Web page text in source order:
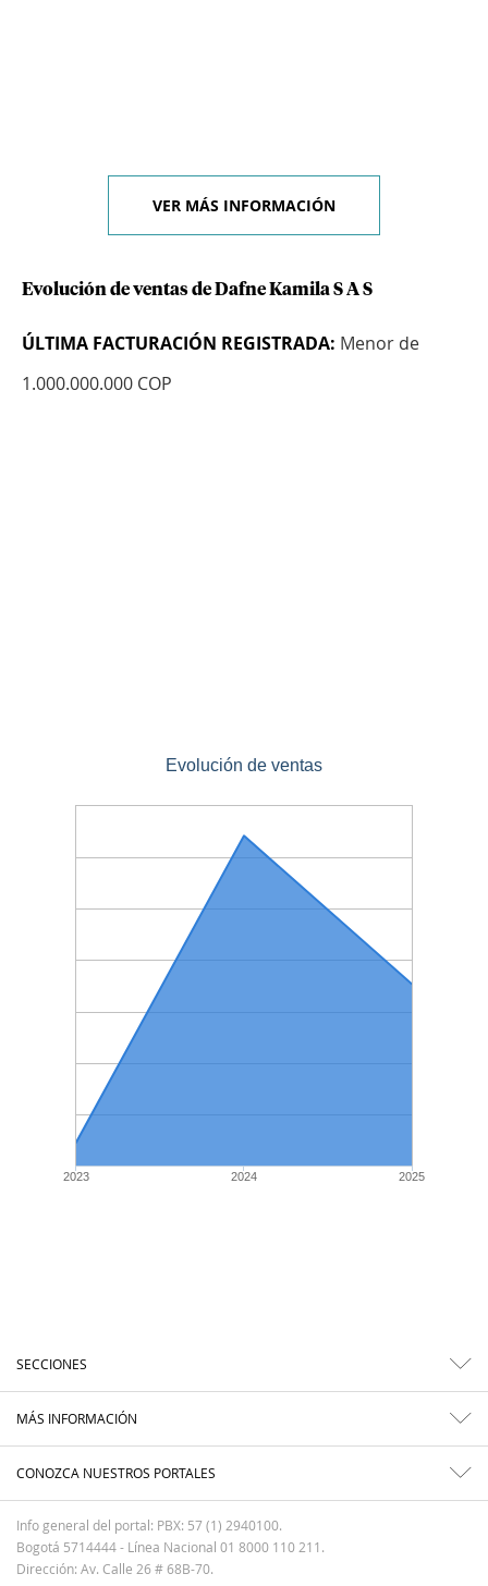
VER MÁS INFORMACIÓN
Evolución de ventas de Dafne Kamila S A S
ÚLTIMA FACTURACIÓN REGISTRADA: Menor de
1.000.000.000 COP
Evolución de ventas
2023 2024 2025
SECCIONES
MÁS INFORMACIÓN
CONOZCA NUESTROS PORTALES
Info general del portal: PBX: 57 (1) 2940100.
Bogotá 5714444 - Línea Nacional 01 8000 110 211.
Dirección: Av. Calle 26 # 68B-70.